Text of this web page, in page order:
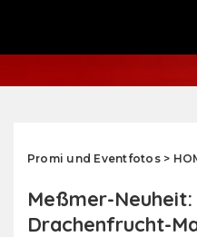
Promi und Eventfotos>
Meßmer-
Drachenfrucht-